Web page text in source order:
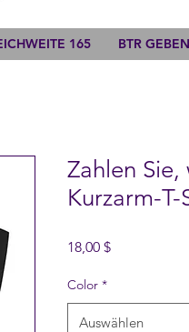
Zahlen Sie,
Kurzarm-
18,00 $Preis
Color *
Auswählen
165 BTR GEBEN